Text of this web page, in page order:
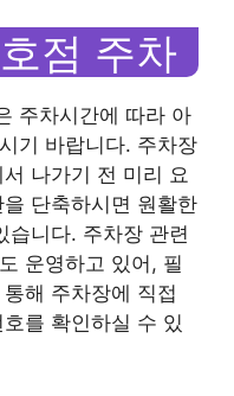
점 주차
주차시간에 따라 아
기 바랍니다. 주차장
나가기 전 미리 요
단축하시면 원활한
습니다. 주차장 관련
운영하고 있어, 필
해 주차장에 직접
를 확인하실 수 있